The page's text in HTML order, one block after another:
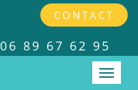
CONTACT
06 89 67 62 95